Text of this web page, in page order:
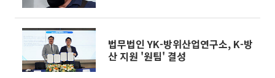
법무법인 YK-방위산업연구소, K-방
산 지원 '원팀' 결성